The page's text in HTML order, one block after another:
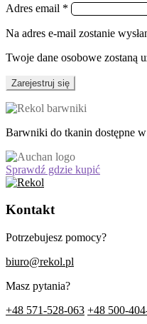
Adres email * Wymagane
Na adres e-mail zostanie
Twoje dane osobowe zostaną
Zarejestruj się
Barwniki do tkanin dostępne
Sprawdź gdzie kupić
Kontakt
Potrzebujesz pomocy?
biuro@rekol.pl
Masz pytania?
+48 571-528-063 +48 500-